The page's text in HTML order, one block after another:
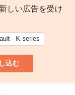
しい広告を受け
- K-series
込む